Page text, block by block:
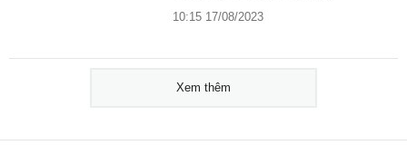
10:15 17/08/2023
Xem thêm